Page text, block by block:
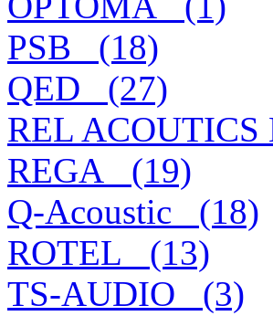
PSB_ (18)
QED_ (27)
REL ACOUTICS
REGA_ (19)
Q-Acoustic_ (18)
ROTEL_ (13)
TS-AUDIO_ (3)